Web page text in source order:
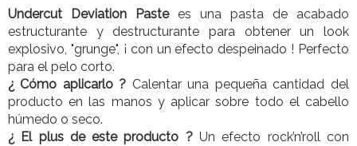
Undercut Deviation Pastees una pasta de acabado
estructurante y destructurante para obtener un look
explosivo, "grunge", ¡ con un efecto despeinado ! Perfecto
para el pelo corto.
¿ Cómo aplicarlo ? Calentar una pequeña cantidad del
producto en las manos y aplicar sobre todo el cabello
húmedo o seco.
¿ El plus de este producto ? Un efecto rock’n’roll con